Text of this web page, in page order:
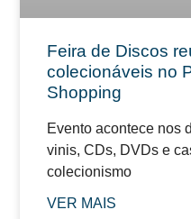
Feira de Discos
colecionáveis no
Shopping
Evento acontece nos
vinis, CDs, DVDs e
colecionismo
VER MAIS